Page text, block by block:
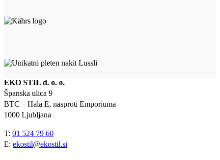
EKO STIL d. o. o.
Španska ulica 9
BTC – Hala E, nasproti Emporiuma
1000 Ljubljana
T: 01 524 79 60
E: ekostil@ekostil.si